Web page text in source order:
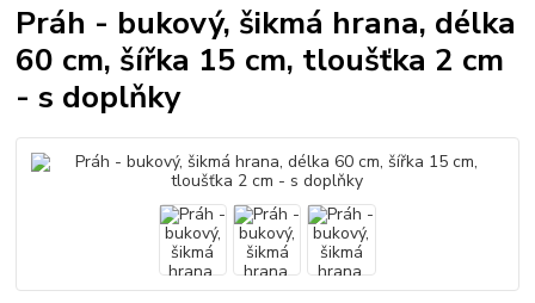
Práh - bukový, šikmá hrana, délka
60 cm, šířka 15 cm, tloušťka 2 cm
- s doplňky